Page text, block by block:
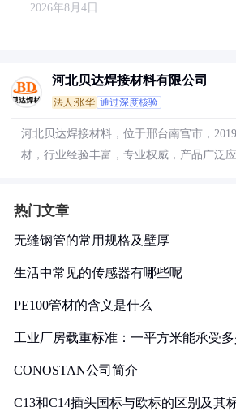
2026年8月4日
河北贝达焊接材料有限公司
法人:张华 通过深度核验
河北贝达焊接材料，位于邢台南宫市，
材，行业经验丰富，专业权威，产品广泛应
热门文章
无缝钢管的常用规格及壁厚
生活中常见的传感器有哪些呢
PE100管材的含义是什么
工业厂房载重标准：一平方米能承受
CONOSTAN公司简介
C13和C14插头国标与欧标的区别及其